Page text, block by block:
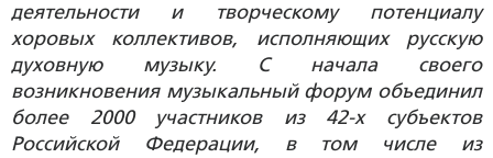
деятельности и творческому потенциалу
хоровых коллективов, исполняющих русскую
духовную музыку. С начала своего
возникновения музыкальный форум объединил
более 2000 участников из 42-х субъектов
Российской Федерации, в том числе из